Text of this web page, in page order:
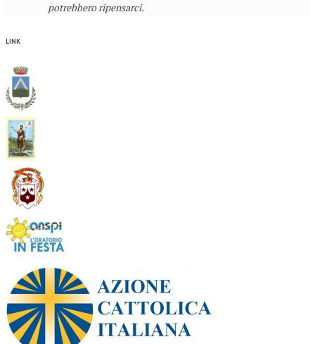
potrebbero ripensarci.
LINK